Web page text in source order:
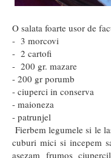
O salata foarte usor de
- 3 morcovi
- 2 cartofi
- 200 gr. mazare
- 200 gr porumb
- ciuperci in conserva
- maioneza
- patrunjel
Fierbem legumele si le
cuburi mici si incepem
asezam frumos